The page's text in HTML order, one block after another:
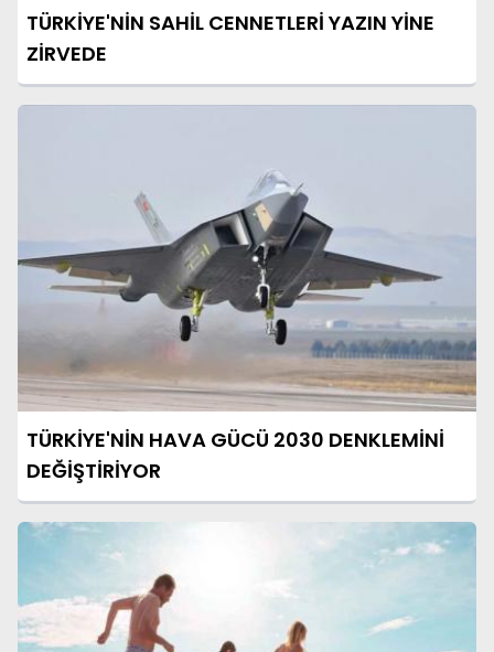
TÜRKİYE'NİN SAHİL CENNETLERİ YAZIN YİNE
ZİRVEDE
TÜRKİYE'NİN HAVA GÜCÜ 2030 DENKLEMİNİ
DEĞİŞTİRİYOR